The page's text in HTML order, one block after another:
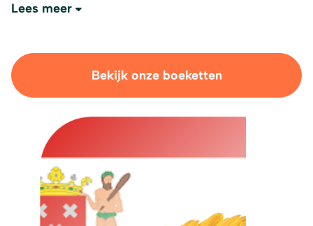
Lees meer
Bekijk onze boeketten